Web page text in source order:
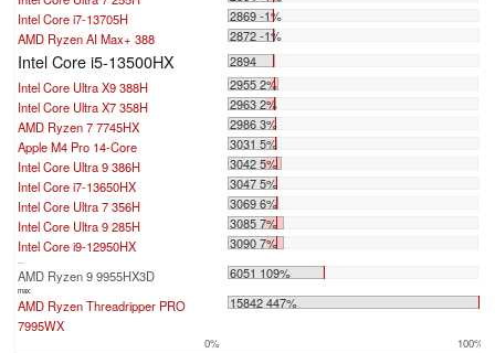
Intel Core i7-13705H
2869 -1%
AMD Ryzen AI Max+ 388
2872 -1%
Intel Core i5-13500HX
2894
Intel Core Ultra X9 388H
2955 2%
Intel Core Ultra X7 358H
2963 2%
AMD Ryzen 7 7745HX
2986 3%
Apple M4 Pro 14-Core
3031 5%
Intel Core Ultra 9 386H
3042 5%
Intel Core i7-13650HX
3047 5%
Intel Core Ultra 7 356H
3069 6%
Intel Core Ultra 9 285H
3085 7%
Intel Core i9-12950HX
3090 7%
...
AMD Ryzen 9 9955HX3D 6051 109%
max:
AMD Ryzen Threadripper PRO
7995WX
15842 447%
0% 100%